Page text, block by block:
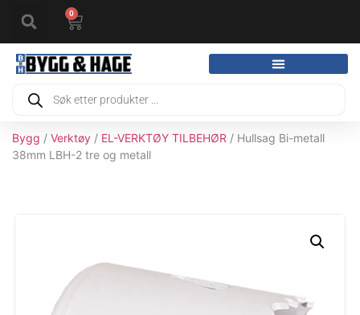
0
Bygg / Verktøy / EL-VERKTØY TILBEHØR / Hullsag Bi-metall
38mm LBH-2 tre og metall